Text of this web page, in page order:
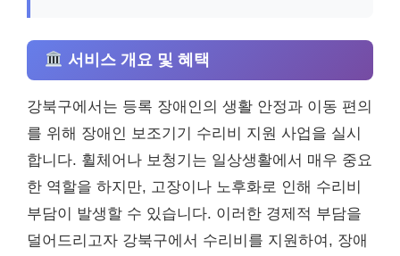
서비스 개요 및 혜택
강북구에서는 등록 장애인의 생활 안정과 이동 편의
를 위해 장애인 보조기기 수리비 지원 사업을 실시
합니다. 휠체어나 보청기는 일상생활에서 매우 중요
한 역할을 하지만, 고장이나 노후화로 인해 수리비
부담이 발생할 수 있습니다. 이러한 경제적 부담을
덜어드리고자 강북구에서 수리비를 지원하여, 장애